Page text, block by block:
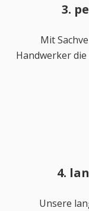
3.
Mit
Handwerker
4.
Unsere